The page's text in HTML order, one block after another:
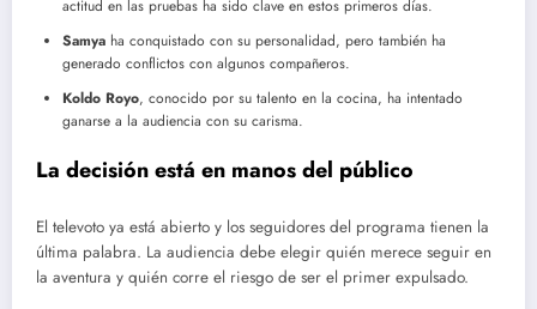
actitud en las pruebas ha sido clave en estos primeros días.
Samya ha conquistado con su personalidad, pero también ha
generado conflictos con algunos compañeros.
Koldo Royo, conocido por su talento en la cocina, ha intentado
ganarse a la audiencia con su carisma.
La decisión está en manos del público
El televoto ya está abierto y los seguidores del programa tienen la
última palabra. La audiencia debe elegir quién merece seguir en
la aventura y quién corre el riesgo de ser el primer expulsado.